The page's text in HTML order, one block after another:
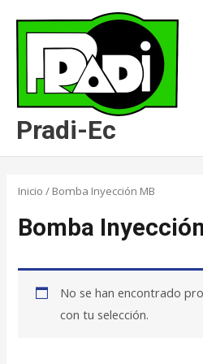
contenido
Pradi-Ec
Inicio / Bomba Inyección MB
Bomba
No se han encontrado
con tu selección.